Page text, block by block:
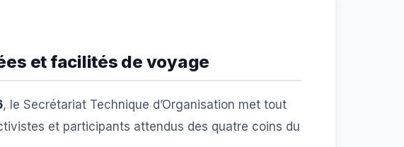
et facilités de voyage
, le Secrétariat Technique d’Organisation met tout
et participants attendus des quatre coins du